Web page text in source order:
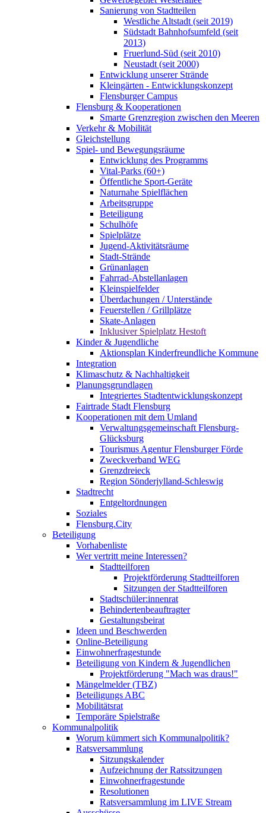
Sanierung von Stadtteilen
Westliche Altstadt (seit 2019)
Südstadt Bahnhofsumfeld (seit
2013)
Fruerlund-Süd (seit 2010)
Neustadt (seit 2000)
Entwicklung unserer Strände
Kleingärten - Entwicklungskonzept
Flensburger Campus
Flensburg & Kooperationen
Smarte Grenzregion zwischen den Meeren
Verkehr & Mobilität
Gleichstellung
Spiel- und Bewegungsräume
Entwicklung des Programms
Vital-Parks (60+)
Öffentliche Sport-Geräte
Naturnahe Spielflächen
Arbeitsgruppe
Beteiligung
Schulhöfe
Spielplätze
Jugend-Aktivitätsräume
Stadt-Strände
Grünanlagen
Fahrrad-Abstellanlagen
Kleinspielfelder
Überdachungen / Unterstände
Feuerstellen / Grillplätze
Skate-Anlagen
Inklusiver Spielplatz Hestoft
Kinder & Jugendliche
Aktionsplan Kinderfreundliche Kommune
Integration
Klimaschutz & Nachhaltigkeit
Planungsgrundlagen
Integriertes Stadtentwicklungskonzept
Fairtrade Stadt Flensburg
Kooperationen mit dem Umland
Verwaltungsgemeinschaft Flensburg-
Glücksburg
Tourismus Agentur Flensburger Förde
Zweckverband WEG
Grenzdreieck
Region Sönderjylland-Schleswig
Stadtrecht
Entgeltordnungen
Soziales
Flensburg.City
Beteiligung
Vorhabenliste
Wer vertritt meine Interessen?
Stadtteilforen
Projektförderung Stadtteilforen
Sitzungen der Stadtteilforen
Stadtschüler:innenrat
Behindertenbeauftragter
Gestaltungsbeirat
Ideen und Beschwerden
Online-Beteiligung
Einwohnerfragestunde
Beteiligung von Kindern & Jugendlichen
Projektförderung "Mach was draus!"
Mängelmelder (TBZ)
Beteiligungs ABC
Mobilitätsrat
Temporäre Spielstraße
Kommunalpolitik
Worum kümmert sich Kommunalpolitik?
Ratsversammlung
Sitzungskalender
Aufzeichnung der Ratssitzungen
Einwohnerfragestunde
Resolutionen
Ratsversammlung im LIVE Stream